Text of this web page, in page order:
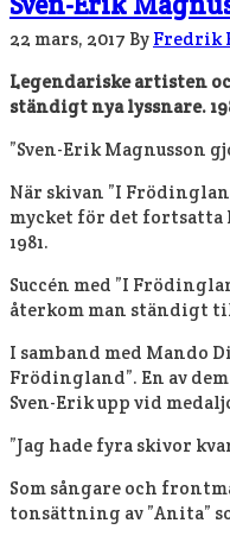
22 mars, 2017 By Fredrik
Legendariske artisten
ständigt nya lyssnare.
”Sven-Erik Magnusson
När skivan ”I
mycket för det fortsatta
1981.
Succén med ”I
återkom man ständigt
I samband med Mando
Frödingland”. En av
Sven-Erik upp vid
”Jag hade fyra skivor
Som sångare och
tonsättning av ”Anita”